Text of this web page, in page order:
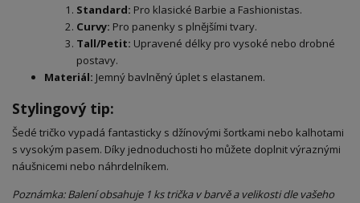
Standard: Pro klasické Barbie a Fashionistas.
Curvy: Pro panenky s plnějšími tvary.
Tall/Petit: Upravené délky pro vysoké nebo drobné
postavy.
Materiál: Jemný bavlněný úplet s elastanem.
​Stylingový tip:
​Šedé tričko vypadá fantasticky s džínovými šortkami nebo kalhotami
s vysokým pasem. Díky jednoduchosti ho můžete doplnit výraznými
náušnicemi nebo náhrdelníkem.
Poznámka: Balení obsahuje 1 ks trička v barvě a velikosti dle vašeho